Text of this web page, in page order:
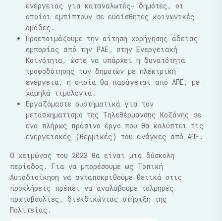
ενέργειας για καταναλωτές- δημότες, οι
οποίοι εμπίπτουν σε ευαίσθητες κοινωνικές
ομάδες.
Προετοιμάζουμε την αίτηση χορήγησης άδειας
εμπορίας από την ΡΑΕ, στην Ενεργειακή
Κοινότητα, ώστε να υπάρχει η δυνατότητα
τροφοδότησης των δημοτών με ηλεκτρική
ενέργεια, η οποία θα παράγεται από ΑΠΕ, με
χαμηλά τιμολόγια.
Εργαζόμαστε συστηματικά για τον
μετασχηματισμό της Τηλεθέρμανσης Κοζάνης σε
ένα πλήρως πράσινο έργο που θα καλύπτει τις
ενεργειακές (θερμικές) του ανάγκες από ΑΠΕ.
Ο χειμώνας του 2023 θα είναι μια δύσκολη
περίοδος. Για να μπορέσουμε ως Τοπική
Αυτοδιοίκηση να ανταποκριθούμε θετικά στις
προκλήσεις πρέπει να αναλάβουμε τολμηρές
πρωτοβουλίες, διεκδικώντας στήριξη της
Πολιτείας.